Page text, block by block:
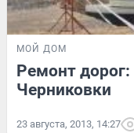
МОЙ ДОМ
Ремонт
Черниковки
23 августа, 2013, 14:27